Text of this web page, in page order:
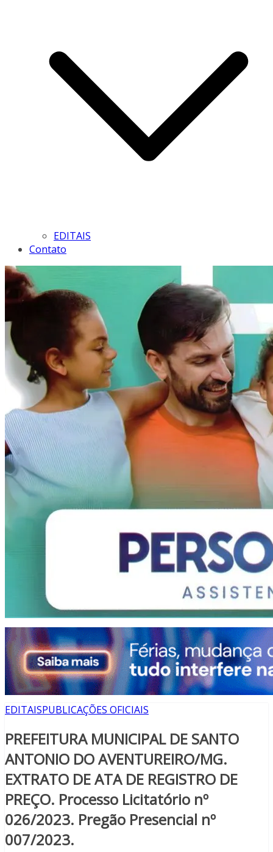
EDITAIS
Contato
EDITAISPUBLICAÇÕES OFICIAIS
PREFEITURA MUNICIPAL DE SANTO
ANTONIO DO AVENTUREIRO/MG.
EXTRATO DE ATA DE REGISTRO DE
PREÇO. Processo Licitatório nº
026/2023. Pregão Presencial nº
007/2023.